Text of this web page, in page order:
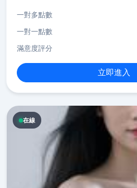
一對多點數
一對一點數
滿意度評分
立即進入
在線